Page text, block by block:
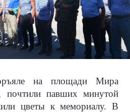
на площади Мира
павших минутой
цветы к мемориалу. В